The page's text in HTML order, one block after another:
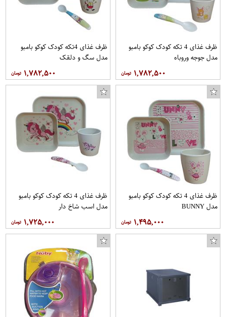
ظرف غذای 4 تکه کودک کوکو بامبو
مدل جوجه وروباه
۱,۷۸۲,۵۰۰
ظرف غذای 4تکه کودک کوکو بامبو
مدل سگ و دلقک
۱,۷۸۲,۵۰۰
ظرف غذای 4 تکه کودک کوکو بامبو
مدل BUNNY
۱,۴۹۵,۰۰۰
ظرف غذای 4 تکه کودک کوکو بامبو
مدل اسب شاخ دار
۱,۷۲۵,۰۰۰